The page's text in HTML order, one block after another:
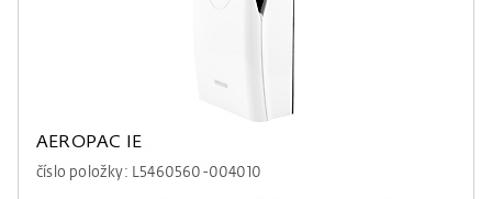
AEROPAC IE
číslo položky: L5460560-004010